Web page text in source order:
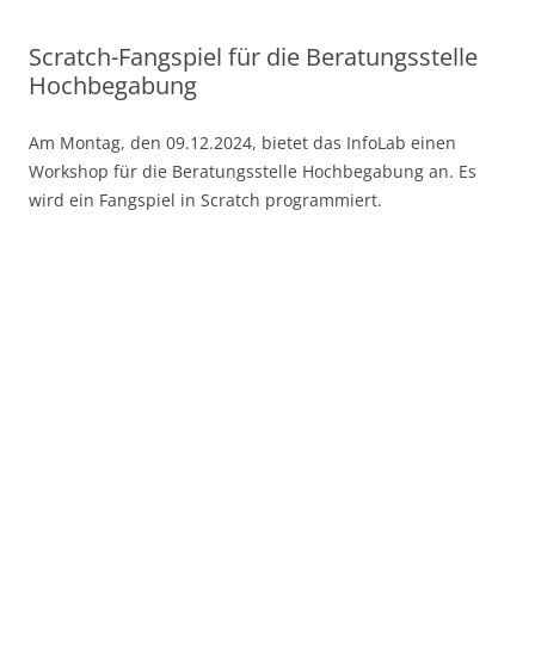
Scratch-Fangspiel für die Beratungsstelle
Hochbegabung
Am Montag, den 09.12.2024, bietet das InfoLab einen
Workshop für die Beratungsstelle Hochbegabung an. Es
wird ein Fangspiel in Scratch programmiert.